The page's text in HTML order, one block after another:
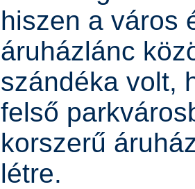
hiszen a város
áruházlánc
szándéka volt,
felső
korszerű
létre.